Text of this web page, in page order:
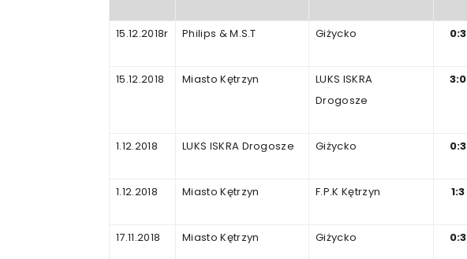
15.12.2018r Philips & M.S.T Giżycko 0:3
15.12.2018 Miasto Kętrzyn
LUKS ISKRA
Drogosze
3:0
1.12.2018 LUKS ISKRA Drogosze Giżycko 0:3
1.12.2018 Miasto Kętrzyn F.P.K Kętrzyn 1:3
17.11.2018 Miasto Kętrzyn Giżycko 0:3